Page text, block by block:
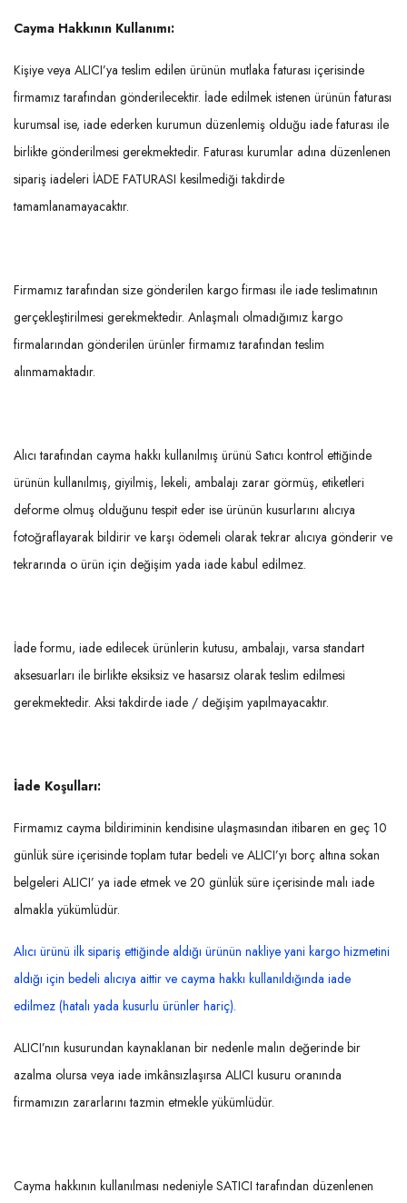
Cayma Hakkının Kullanımı:
Kişiye veya ALICI’ya teslim edilen ürünün mutlaka faturası içerisinde
firmamız tarafından gönderilecektir. İade edilmek istenen ürünün faturası
kurumsal ise, iade ederken kurumun düzenlemiş olduğu iade faturası ile
birlikte gönderilmesi gerekmektedir. Faturası kurumlar adına düzenlenen
sipariş iadeleri İADE FATURASI kesilmediği takdirde
tamamlanamayacaktır.
Firmamız tarafından size gönderilen kargo firması ile iade teslimatının
gerçekleştirilmesi gerekmektedir. Anlaşmalı olmadığımız kargo
firmalarından gönderilen ürünler firmamız tarafından teslim
alınmamaktadır.
Alıcı tarafından cayma hakkı kullanılmış ürünü Satıcı kontrol ettiğinde
ürünün kullanılmış, giyilmiş, lekeli, ambalajı zarar görmüş, etiketleri
deforme olmuş olduğunu tespit eder ise ürünün kusurlarını alıcıya
fotoğraflayarak bildirir ve karşı ödemeli olarak tekrar alıcıya gönderir ve
tekrarında o ürün için değişim yada iade kabul edilmez.
İade formu, iade edilecek ürünlerin kutusu, ambalajı, varsa standart
aksesuarları ile birlikte eksiksiz ve hasarsız olarak teslim edilmesi
gerekmektedir. Aksi takdirde iade / değişim yapılmayacaktır.
İade Koşulları:
Firmamız cayma bildiriminin kendisine ulaşmasından itibaren en geç 10
günlük süre içerisinde toplam tutar bedeli ve ALICI’yı borç altına sokan
belgeleri ALICI’ ya iade etmek ve 20 günlük süre içerisinde malı iade
almakla yükümlüdür.
Alıcı ürünü ilk sipariş ettiğinde aldığı ürünün nakliye yani kargo hizmetini
aldığı için bedeli alıcıya aittir ve cayma hakkı kullanıldığında iade
edilmez (hatalı yada kusurlu ürünler hariç).
ALICI’nın kusurundan kaynaklanan bir nedenle malın değerinde bir
azalma olursa veya iade imkânsızlaşırsa ALICI kusuru oranında
firmamızın zararlarını tazmin etmekle yükümlüdür.
Cayma hakkının kullanılması nedeniyle SATICI tarafından düzenlenen